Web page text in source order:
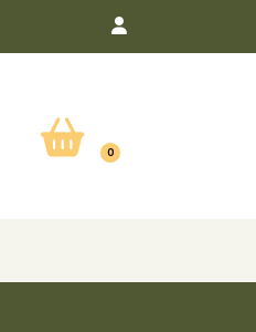
0